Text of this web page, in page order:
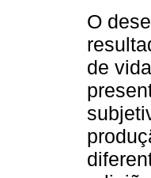
O
de